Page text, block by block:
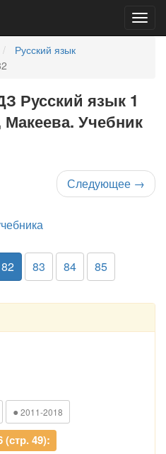
Русский язык
Русский язык 1
Учебник
Следующее →
82 83 84 85
● 2011-2018
(стр. 49):